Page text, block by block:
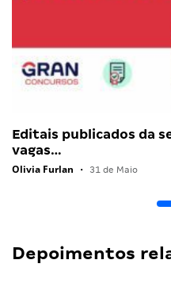
Editais publicados da
vagas…
Olivia Furlan • 31 de Maio
Depoimentos